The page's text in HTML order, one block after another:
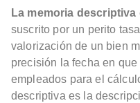
La memoria descriptiva
suscrito por un perito
valorización de un bien
precisión la fecha en
empleados para el
descriptiva es la